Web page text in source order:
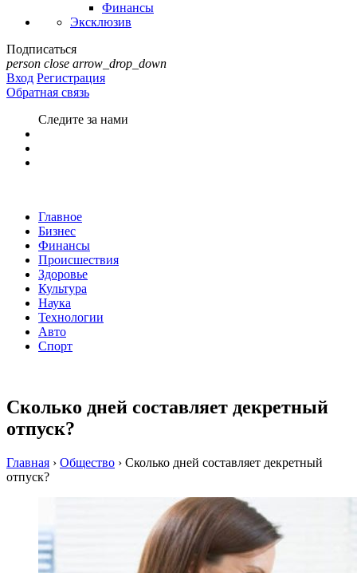
Финансы
Эксклюзив
Подписаться
person close arrow_drop_down
Вход Регистрация
Обратная связь
Следите за нами
Главное
Бизнес
Финансы
Происшествия
Здоровье
Культура
Наука
Технологии
Авто
Спорт
Сколько дней составляет декретный
отпуск?
Главная › Общество › Сколько дней составляет декретный
отпуск?